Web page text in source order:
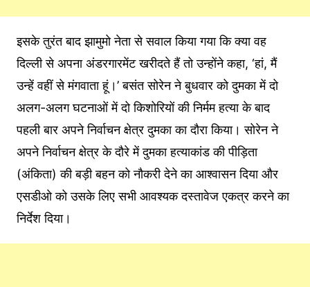
इसके तुरंत बाद झामुमो नेता से सवाल किया गया कि क्या वह
दिल्ली से अपना अंडरगारमेंट खरीदते हैं तो उन्होंने कहा, ‘हां, मैं
उन्हें वहीं से मंगवाता हूं।’ बसंत सोरेन ने बुधवार को दुमका में दो
अलग-अलग घटनाओं में दो किशोरियों की निर्मम हत्या के बाद
पहली बार अपने निर्वाचन क्षेत्र दुमका का दौरा किया। सोरेन ने
अपने निर्वाचन क्षेत्र के दौरे में दुमका हत्याकांड की पीड़िता
(अंकिता) की बड़ी बहन को नौकरी देने का आश्वासन दिया और
एसडीओ को उसके लिए सभी आवश्यक दस्तावेज एकत्र करने का
निर्देश दिया।